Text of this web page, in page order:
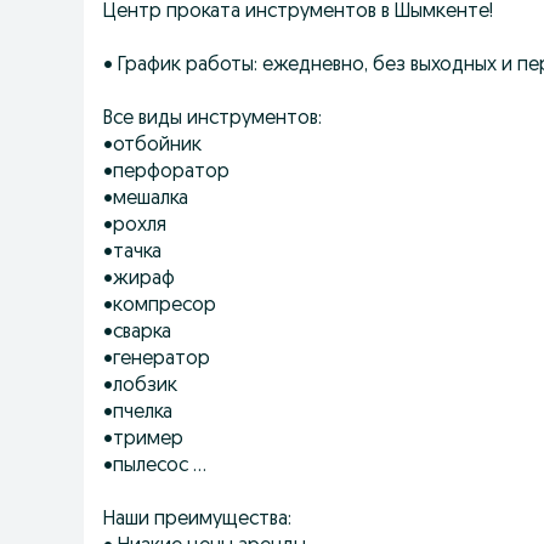
Центр проката инструментов в Шымкенте!
• График работы: ежедневно, без выходных и
Все виды инструментов:
•отбойник
•перфоратор
•мешалка
•рохля
•тачка
•жираф
•компресор
•сварка
•генератор
•лобзик
•пчелка
•тример
•пылесос ...
Наши преимущества: